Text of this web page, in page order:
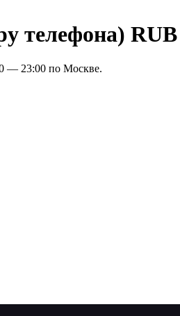
телефона) RUB
— 23:00 по Москве.